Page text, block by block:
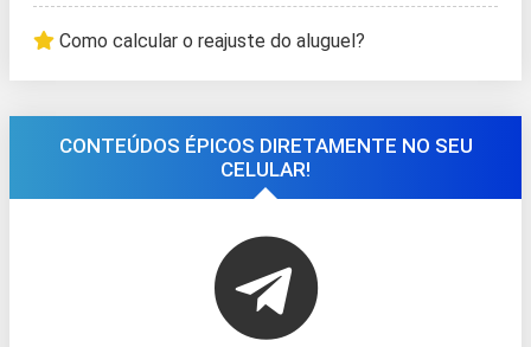
Como calcular o reajuste do aluguel?
CONTEÚDOS ÉPICOS DIRETAMENTE NO SEU
CELULAR!